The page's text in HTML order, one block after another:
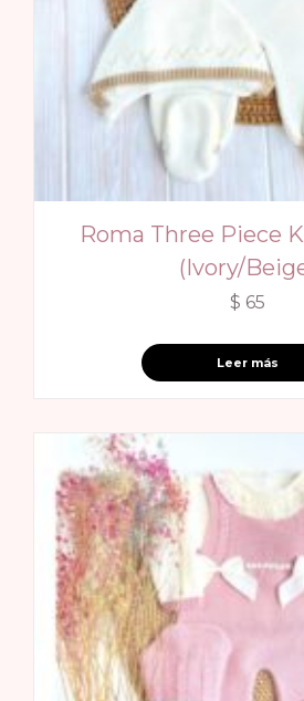
Roma Three Piece
(Ivory/
$ 65
Leer más